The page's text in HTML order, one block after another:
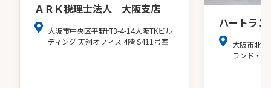
ＡＲＫ税理士法人 大阪支店
大阪市中央区平野町3-4-14大阪TKビル
ディング 天翔オフィス 4階 S411号室
ハートラ
大阪市北
ランド・